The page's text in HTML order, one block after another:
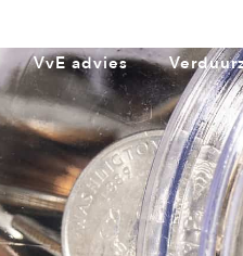
VvE advies